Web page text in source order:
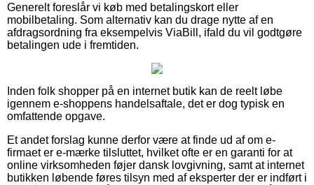
Generelt foreslår vi køb med betalingskort eller
mobilbetaling. Som alternativ kan du drage nytte af en
afdragsordning fra eksempelvis ViaBill, ifald du vil godtgøre
betalingen ude i fremtiden.
Inden folk shopper på en internet butik kan de reelt løbe
igennem e-shoppens handelsaftale, det er dog typisk en
omfattende opgave.
Et andet forslag kunne derfor være at finde ud af om e-
firmaet er e-mærke tilsluttet, hvilket ofte er en garanti for at
online virksomheden føjer dansk lovgivning, samt at internet
butikken løbende føres tilsyn med af eksperter der er indført i